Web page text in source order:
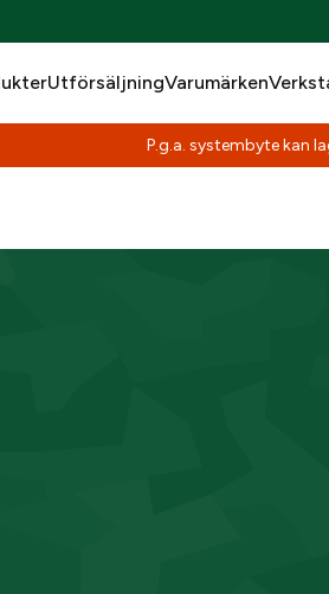
UtförsäljningVarumärken
P.g.a. systembyte kan